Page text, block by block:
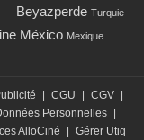
Beyazperde Turquie
México Mexique
CGU CGV
Personnelles
AlloCiné Gérer Utiq